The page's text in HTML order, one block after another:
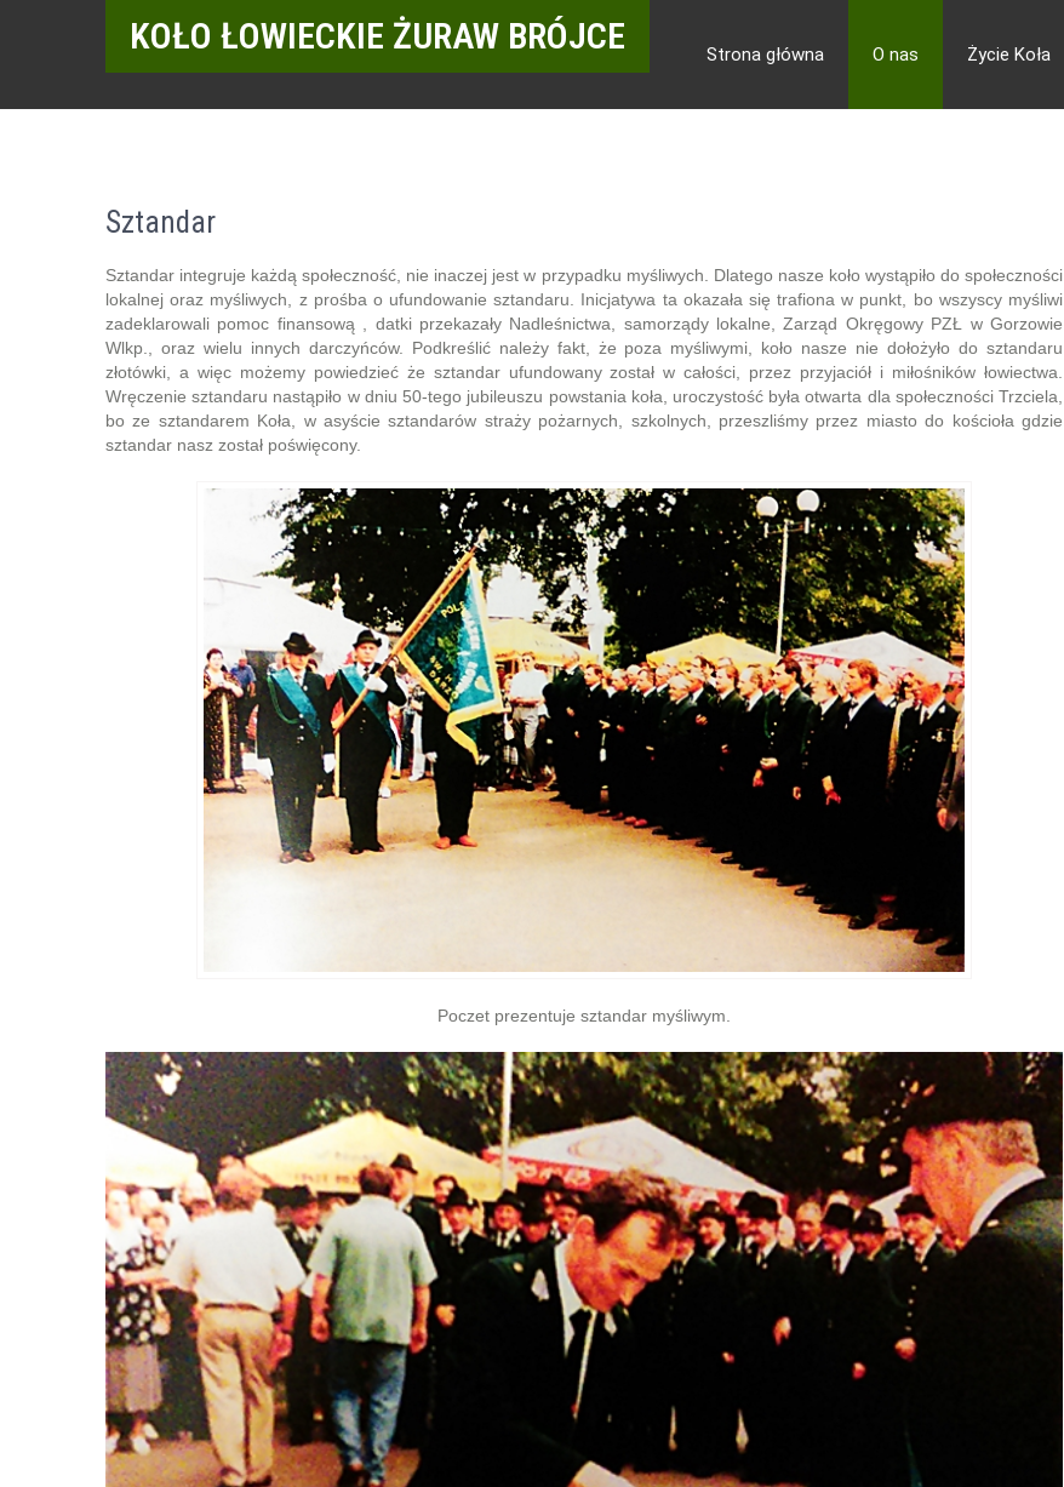
KOŁO ŁOWIECKIE ŻURAW BRÓJCE Strona główna O nas Życie Koła
Sztandar
Sztandar integruje każdą społeczność, nie inaczej jest w przypadku myśliwych. Dlatego nasze koło wystąpiło do społeczności
lokalnej oraz myśliwych, z prośba o ufundowanie sztandaru. Inicjatywa ta okazała się trafiona w punkt, bo wszyscy myśliwi
zadeklarowali pomoc finansową , datki przekazały Nadleśnictwa, samorządy lokalne, Zarząd Okręgowy PZŁ w Gorzowie
Wlkp., oraz wielu innych darczyńców. Podkreślić należy fakt, że poza myśliwymi, koło nasze nie dołożyło do sztandaru
złotówki, a więc możemy powiedzieć że sztandar ufundowany został w całości, przez przyjaciół i miłośników łowiectwa.
Wręczenie sztandaru nastąpiło w dniu 50-tego jubileuszu powstania koła, uroczystość była otwarta dla społeczności Trzciela,
bo ze sztandarem Koła, w asyście sztandarów straży pożarnych, szkolnych, przeszliśmy przez miasto do kościoła gdzie
sztandar nasz został poświęcony.
Poczet prezentuje sztandar myśliwym.